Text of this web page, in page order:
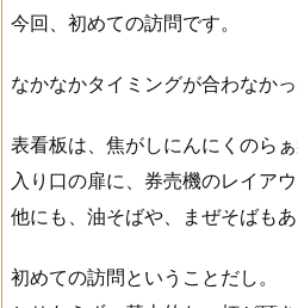
今回、初めての訪問です。
なかなかタイミングが合わなかっ
表看板は、焦がしにんにくのらぁ
入り口の扉に、券売機のレイア
他にも、油そばや、まぜそばもあ
初めての訪問ということだし。